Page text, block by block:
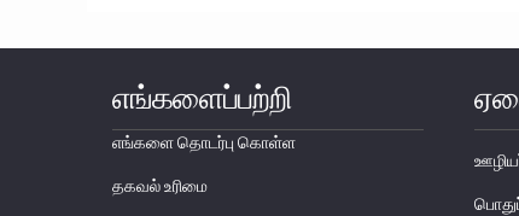
எங்களைப்பற்றி
எங்களை தொடர்பு கொள்ள
தகவல் உரிமை